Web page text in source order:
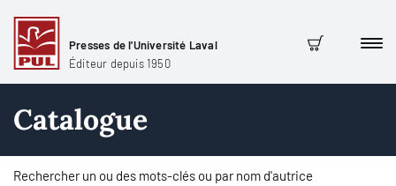
Presses de l'Université Laval
Éditeur depuis 1950
Panier
Catalogue
Rechercher un ou des mots-clés ou par nom d'autrice